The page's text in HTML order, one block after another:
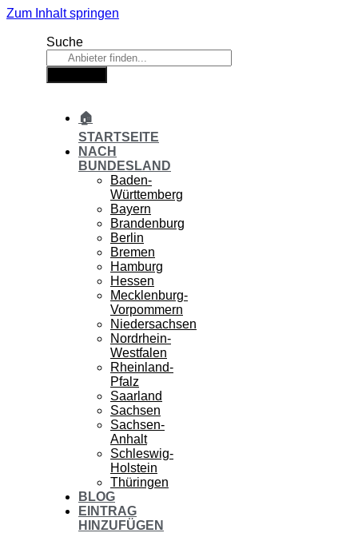
Zum Inhalt springen
Suche
🏠
STARTSEITE
NACH
BUNDESLAND
Baden-
Württemberg
Bayern
Brandenburg
Berlin
Bremen
Hamburg
Hessen
Mecklenburg-
Vorpommern
Niedersachsen
Nordrhein-
Westfalen
Rheinland-
Pfalz
Saarland
Sachsen
Sachsen-
Anhalt
Schleswig-
Holstein
Thüringen
BLOG
EINTRAG
HINZUFÜGEN